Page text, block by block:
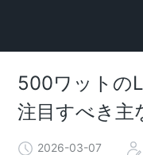
500ワットの
注目すべき主
2026-03-07